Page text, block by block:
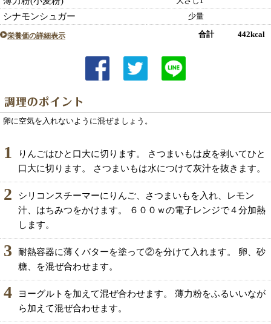
シナモンシュガー 少量
栄養価の詳細表示 合計 442kcal
卵に空気を入れないように混ぜましょう。
1
りんごはひと口大に切ります。 さつまいもは皮を剥いてひと
口大に切ります。 さつまいもは水につけて灰汁を抜きます。
2
シリコンスチーマーにりんご、さつまいもを入れ、レモン
汁、はちみつをかけます。 ６００ｗの電子レンジで４分加熱
します。
3
耐熱容器に薄くバターを塗って②を分けて入れます。 卵、砂
糖、を混ぜ合わせます。
4
ヨーグルトを加えて混ぜ合わせます。 薄力粉をふるいいなが
ら加えて混ぜ合わせます。